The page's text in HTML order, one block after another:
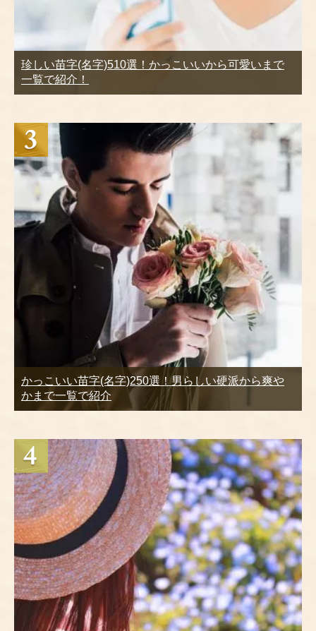
珍しい苗字(名字)510選！かっこいいから可愛いまで
一覧で紹介！
かっこいい苗字(名字)250選！男らしい硬派から爽や
かまで一覧で紹介